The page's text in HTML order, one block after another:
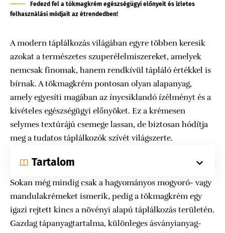
Fedezd fel a tökmagkrém egészségügyi előnyeit és ízletes
felhasználási módjait az étrendedben!
A modern táplálkozás világában egyre többen keresik
azokat a természetes szuperélelmiszereket, amelyek
nemcsak finomak, hanem rendkívül tápláló értékkel is
bírnak. A tökmagkrém pontosan olyan alapanyag,
amely egyesíti magában az ínycsiklandó ízélményt és a
kivételes egészségügyi előnyöket. Ez a krémesen
selymes textúrájú csemege lassan, de biztosan hódítja
meg a tudatos táplálkozók szívét világszerte.
Tartalom
Sokan még mindig csak a hagyományos mogyoró- vagy
mandulakrémeket ismerik, pedig a tökmagkrém egy
igazi rejtett kincs a növényi alapú táplálkozás területén.
Gazdag tápanyagtartalma, különleges ásványianyag-